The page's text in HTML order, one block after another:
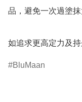
品，避免一次過塗
如追求更高定力及
BluMaan